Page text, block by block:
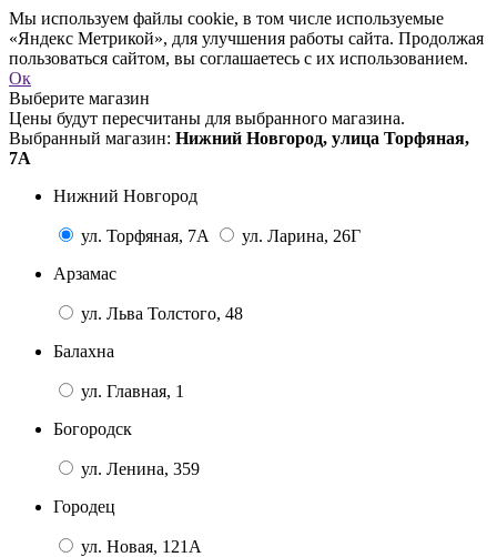
Мы используем файлы cookie, в том числе используемые
«Яндекс Метрикой», для улучшения работы сайта. Продолжая
пользоваться сайтом, вы соглашаетесь с их использованием.
Ок
Выберите магазин
Цены будут пересчитаны для выбранного магазина.
Выбранный магазин: Нижний Новгород, улица Торфяная,
7А
Нижний Новгород
ул. Торфяная, 7А
ул. Ларина, 26Г
Арзамас
ул. Льва Толстого, 48
Балахна
ул. Главная, 1
Богородск
ул. Ленина, 359
Городец
ул. Новая, 121А